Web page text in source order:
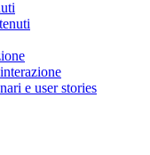
e user stories